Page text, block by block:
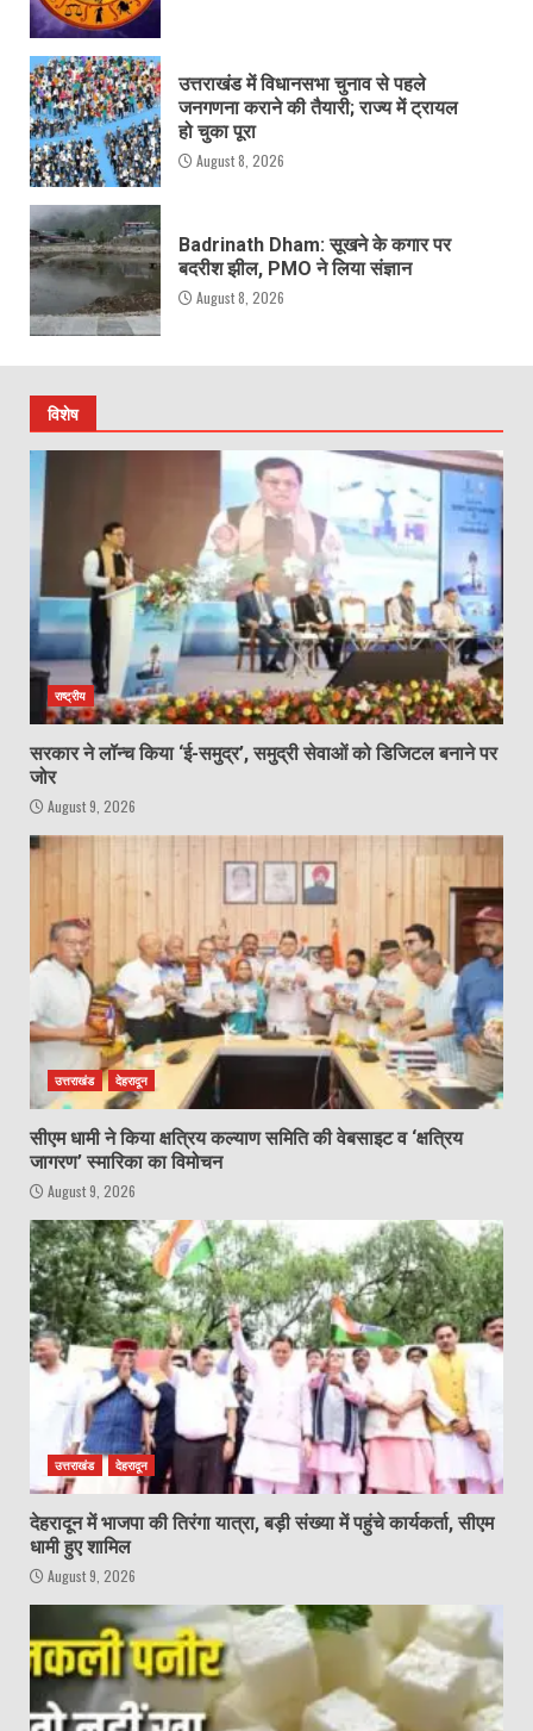
उत्तराखंड में विधानसभा चुनाव से पहले
जनगणना कराने की तैयारी; राज्य में ट्रायल
हो चुका पूरा
August 8, 2026
Badrinath Dham: सूखने के कगार पर
बदरीश झील, PMO ने लिया संज्ञान
August 8, 2026
विशेष
राष्ट्रीय
सरकार ने लॉन्च किया ‘ई-समुद्र’, समुद्री सेवाओं को डिजिटल बनाने पर
जोर
August 9, 2026
उत्तराखंड देहरादून
सीएम धामी ने किया क्षत्रिय कल्याण समिति की वेबसाइट व ‘क्षत्रिय
जागरण’ स्मारिका का विमोचन
August 9, 2026
उत्तराखंड देहरादून
देहरादून में भाजपा की तिरंगा यात्रा, बड़ी संख्या में पहुंचे कार्यकर्ता, सीएम
धामी हुए शामिल
August 9, 2026